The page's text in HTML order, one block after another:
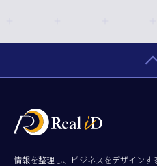
情報を整理し、ビジネスをデザインす